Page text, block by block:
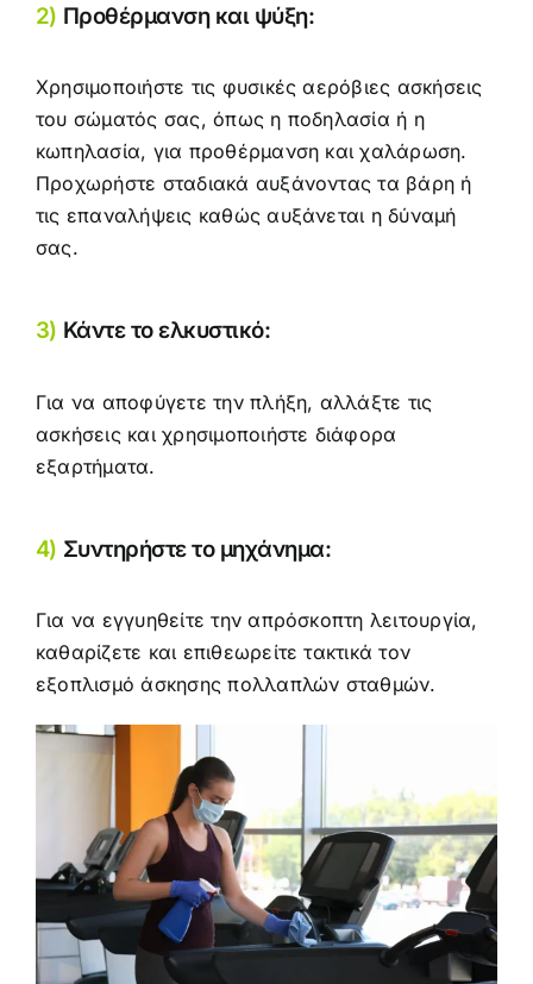
2) Προθέρμανση και ψύξη:
Χρησιμοποιήστε τις φυσικές αερόβιες ασκήσεις
του σώματός σας, όπως η ποδηλασία ή η
κωπηλασία, για προθέρμανση και χαλάρωση.
Προχωρήστε σταδιακά αυξάνοντας τα βάρη ή
τις επαναλήψεις καθώς αυξάνεται η δύναμή
σας.
3) Κάντε το ελκυστικό:
Για να αποφύγετε την πλήξη, αλλάξτε τις
ασκήσεις και χρησιμοποιήστε διάφορα
εξαρτήματα.
4) Συντηρήστε το μηχάνημα:
Για να εγγυηθείτε την απρόσκοπτη λειτουργία,
καθαρίζετε και επιθεωρείτε τακτικά τον
εξοπλισμό άσκησης πολλαπλών σταθμών.